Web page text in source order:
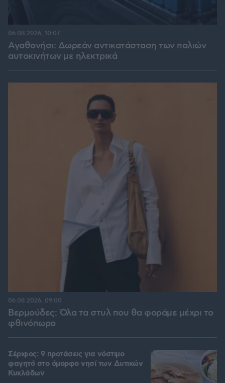
Αγαθονήσι: Δωρεάν αντικατάσταση των παλιών
αυτοκινήτων με ηλεκτρικά
06.08.2026, 10:07
Βερμούδες: Όλα τα στυλ που θα φοράμε μέχρι το
φθινόπωρο
06.08.2026, 09:00
Σέριφος: 9 προτάσεις για νόστιμο
φαγητό στο όμορφο νησί των Δυτικών
Κυκλάδων